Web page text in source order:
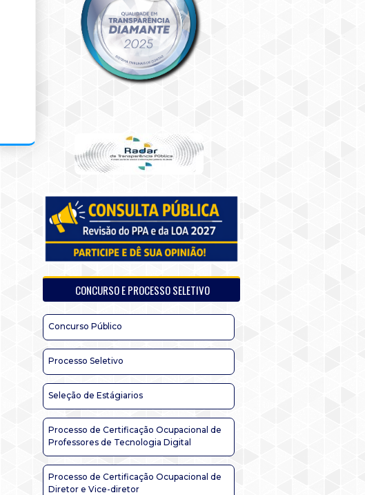
CONCURSO E PROCESSO SELETIVO
Concurso Público
Processo Seletivo
Seleção de Estágiarios
Processo de Certificação Ocupacional de
Professores de Tecnologia Digital
Processo de Certificação Ocupacional de
Diretor e Vice-diretor